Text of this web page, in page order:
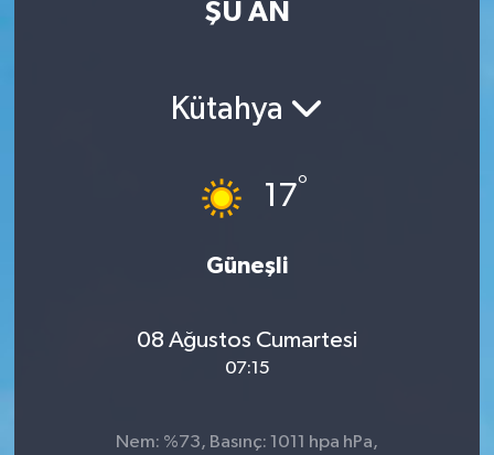
ŞU AN
Kütahya
17°
Güneşli
08 Ağustos Cumartesi
07:15
Nem: %73, Basınç: 1011 hpa hPa,